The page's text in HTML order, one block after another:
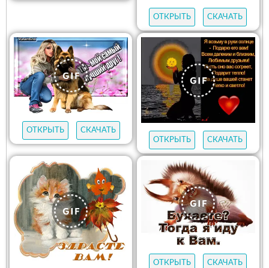
ОТКРЫТЬ СКАЧАТЬ
ОТКРЫТЬ
СКАЧАТЬ
ОТКРЫТЬ
СКАЧАТЬ
ОТКРЫТЬ СКАЧАТЬ